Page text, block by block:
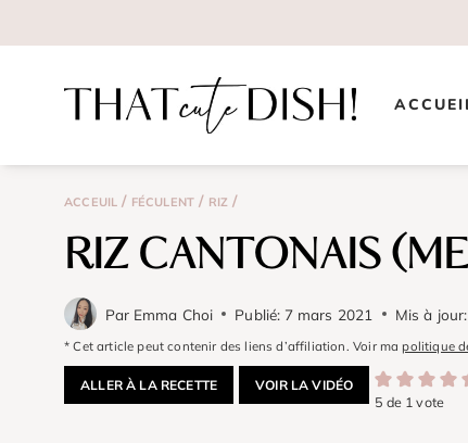
au
ACCEUIL / FÉCULENT / RIZ /
RIZ CANTONAIS
Par Emma Choi Publié: 7 mars 2021 Mis à jour:
* Cet article peut contenir des liens d’affiliation. Voir ma politique
ALLER À LA RECETTE VOIR LA VIDÉO
5 de 1 vote